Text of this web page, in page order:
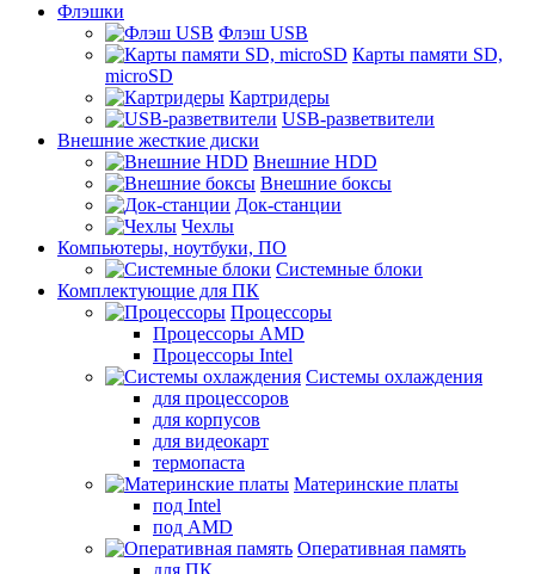
Флэшки
Флэш USB
Карты памяти SD,
microSD
Картридеры
USB-разветвители
Внешние жесткие диски
Внешние HDD
Внешние боксы
Док-станции
Чехлы
Компьютеры, ноутбуки, ПО
Системные блоки
Комплектующие для ПК
Процессоры
Процессоры AMD
Процессоры Intel
Системы охлаждения
для процессоров
для корпусов
для видеокарт
термопаста
Материнские платы
под Intel
под AMD
Оперативная память
для ПК